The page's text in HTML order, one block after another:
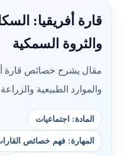
قارة أفريقيا:
والثروة السمكية
مقال يشرح خصائص قارة
والموارد الطبيعية
المادة: اجتماعيات
المهارة: فهم خصائص